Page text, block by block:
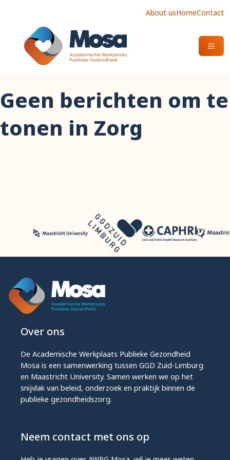
About usHomeContact
OPEN
Geen berichten om te
tonen in Zorg
Over ons
De Academische Werkplaats Publieke Gezondheid
Mosa is een samenwerking tussen GGD Zuid-Limburg
en Maastricht University. Samen werken we op het
snijvlak van beleid, onderzoek en praktijk binnen de
publieke gezondheidszorg.
Neem contact met ons op